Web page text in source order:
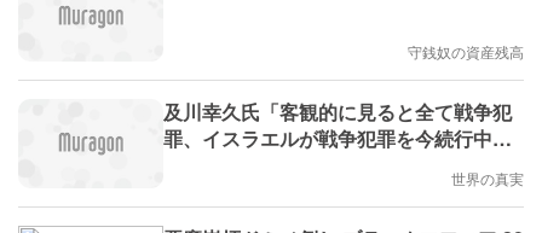
守銭奴の資産残高
及川幸久氏「客観的に見ると全て戦争犯
罪、イスラエルが戦争犯罪を今続行中と
いかにして故郷を追われたか ～イスラエ
世界の真実